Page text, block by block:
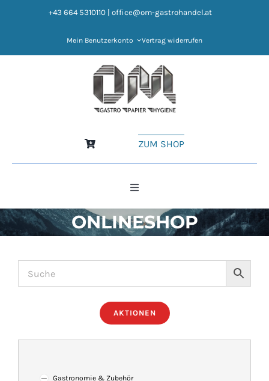
+43 664 5310110 office@om-gastrohandel.at
Mein Benutzerkonto Vertrag widerrufen
ZUM SHOP
Toggle
HOME
NEWS
IMBISSANHÄNGER
KATALOG
ONLINESHOP
AKTIONEN
Gastronomie & Zubehör